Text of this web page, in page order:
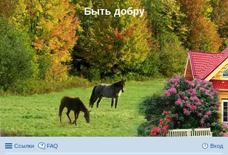
Быть добру
Ссылки FAQ Вход